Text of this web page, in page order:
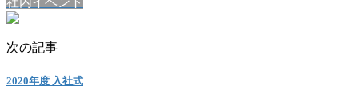
次の記事
2020年度 入社式